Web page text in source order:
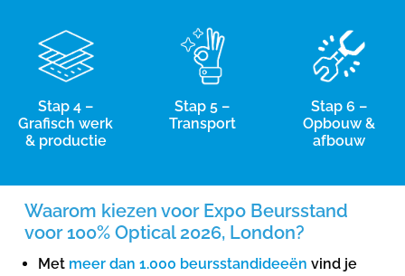
Stap 4 –
Grafisch werk
& productie
Stap 5 –
Transport
Stap 6 –
Opbouw &
afbouw
Waarom kiezen voor Expo Beursstand
voor 100% Optical 2026, London?
Met meer dan 1.000 beursstandideeën vind je